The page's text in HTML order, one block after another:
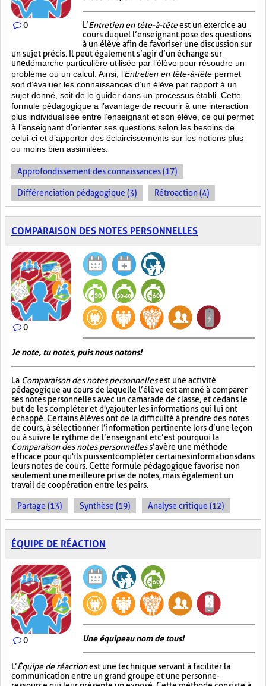
0 L’Entretien en tête-à-têteest un exercice au
cours duquel l’enseignant pose des questions
à un élève afin de favoriser une discussion sur
un sujet précis. Il peut également s’agir d’un échange sur
unedémarche particulière utilisée par l’élève pour résoudre un
problème ou un calcul. Ainsi, l’Entretien en tête-à-tête permet
soit d’évaluer les connaissances d’un élève par rapport à un
sujet donné, soit de le guider dans un processus établi. Cette
formule pédagogique a l’avantage de recourir à une interaction
plus individualisée entre l’enseignant et son élève, ce qui permet
à l’enseignant d’orienter ses questions selon les besoins de
celui-ci et d’apporter des éclaircissements sur les notions plus
ou moins bien assimilées.
Approfondissement des connaissances (17)
Différenciation pédagogique (3) Rétroaction (4)
COMPARAISON DES NOTES PERSONNELLES
0
Je note, tu notes, puis nous notons!
La Comparaison des notes personnellesest une activité
pédagogique au cours de laquelle l’élève est amené à comparer
ses notes personnelles avec un camarade de classe, et ce dans le
but de les compléter et d'y ajouter les informations qui lui ont
échappé. Certains élèves ont de la difficulté à prendre des notes
de cours, à sélectionner l’information pertinente lors d’une leçon
ou à suivre le rythme de l’enseignant et c’est pourquoi la
Comparaison des notes personnelless’avère une méthode
efficace pour qu'ils puissent compléter certaines informations dans
leurs notes de cours. Cette formule pédagogique favorise non
seulement une meilleure prise de notes, mais également un
travail de coopération entre les pairs.
Partage (13) Synthèse (19) Analyse critique (12)
ÉQUIPE DE RÉACTION
0 Une équipe au nom de tous!
L’Équipe de réactionest une technique servant à faciliter la
communication entre un grand groupe et une personne-